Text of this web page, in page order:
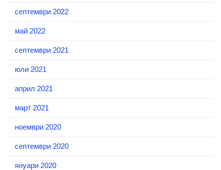
септември 2022
май 2022
септември 2021
юли 2021
април 2021
март 2021
ноември 2020
септември 2020
януари 2020